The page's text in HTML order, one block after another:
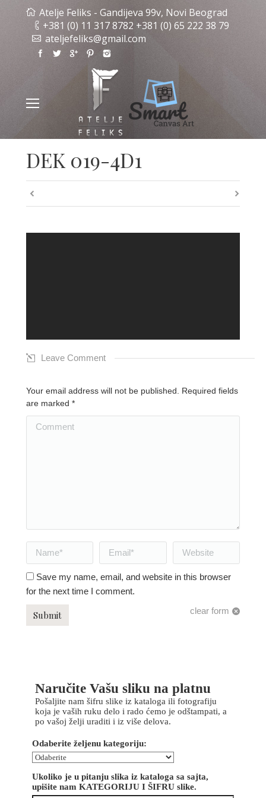
Atelje Feliks - Gandijeva 99v, Novi Beograd
+381 (0) 11 317 8782 +381 (0) 65 222 38 79
ateljefeliks@gmail.com
DEK 019-4D1
Leave Comment
Your email address will not be published. Required fields
are marked *
Comment
Name * Email * Website
Save my name, email, and website in this browser
for the next time I comment.
clear form
Submit